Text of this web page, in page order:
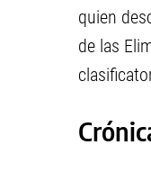
quien
de las